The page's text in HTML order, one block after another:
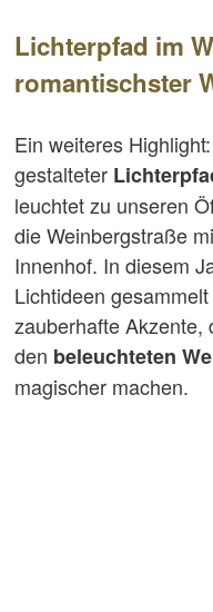
Lichterpfad im
romantischster
Ein weiteres
gestalteter
leuchtet zu unseren
die Weinbergstraße
Innenhof. In diesem
Lichtideen
zauberhafte Akzente,
den beleuchteten
magischer machen.